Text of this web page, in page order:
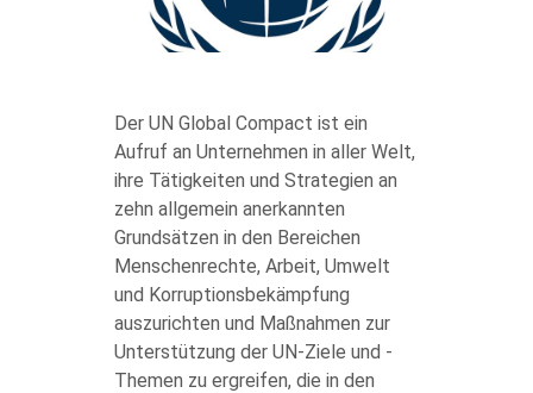
body
Der UN Global Compact ist ein
Aufruf an Unternehmen in aller Welt,
ihre Tätigkeiten und Strategien an
zehn allgemein anerkannten
Grundsätzen in den Bereichen
Menschenrechte, Arbeit, Umwelt
und Korruptionsbekämpfung
auszurichten und Maßnahmen zur
Unterstützung der UN-Ziele und -
Themen zu ergreifen, die in den